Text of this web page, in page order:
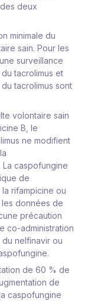
deux
minimale du
sain. Pour les
surveillance
tacrolimus et
tacrolimus sont
volontaire sain
B, le
ne modifient
caspofungine
de
rifampicine ou
données de
précaution
co-administration
nelfinavir ou
de 60 % de
de
caspofungine